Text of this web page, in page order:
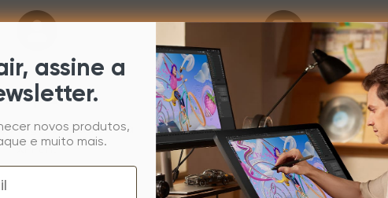
Etapa 1
login em sua conta
Etapa 2
Certifique o número de série da
sua compra.
assine a
novos produtos,
e muito mais.